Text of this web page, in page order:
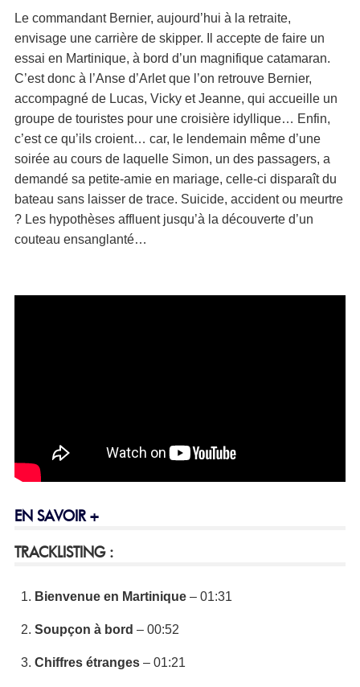
Le commandant Bernier, aujourd’hui à la retraite,
envisage une carrière de skipper. Il accepte de faire un
essai en Martinique, à bord d’un magnifique catamaran.
C’est donc à l’Anse d’Arlet que l’on retrouve Bernier,
accompagné de Lucas, Vicky et Jeanne, qui accueille un
groupe de touristes pour une croisière idyllique… Enfin,
c’est ce qu’ils croient… car, le lendemain même d’une
soirée au cours de laquelle Simon, un des passagers, a
demandé sa petite-amie en mariage, celle-ci disparaît du
bateau sans laisser de trace. Suicide, accident ou meurtre
? Les hypothèses affluent jusqu’à la découverte d’un
couteau ensanglanté…
EN SAVOIR +
TRACKLISTING :
Bienvenue en Martinique– 01:31
Soupçon à bord – 00:52
Chiffres étranges– 01:21